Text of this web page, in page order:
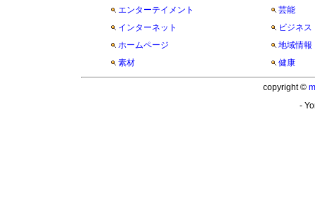
エンターテイメント
芸能
インターネット
ビジネス
ホームページ
地域情報
素材
健康
copyright ©
-